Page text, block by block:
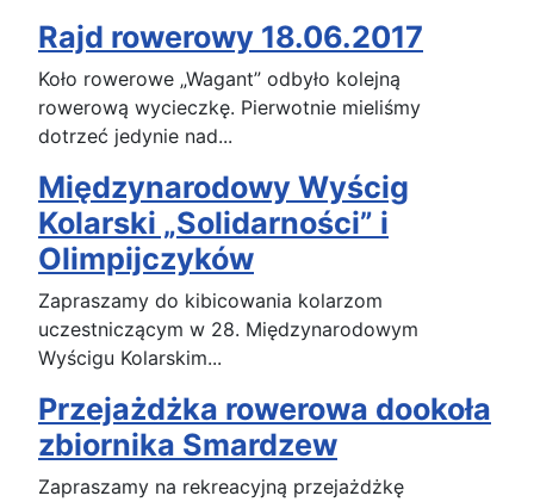
Rajd rowerowy 18.06.2017
Koło rowerowe „Wagant” odbyło kolejną
rowerową wycieczkę. Pierwotnie mieliśmy
dotrzeć jedynie nad...
Międzynarodowy Wyścig
Kolarski „Solidarności” i
Olimpijczyków
Zapraszamy do kibicowania kolarzom
uczestniczącym w 28. Międzynarodowym
Wyścigu Kolarskim...
Przejażdżka rowerowa dookoła
zbiornika Smardzew
Zapraszamy na rekreacyjną przejażdżkę